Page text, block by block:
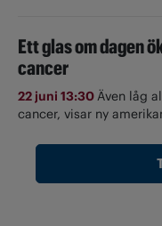
Ett glas om dagen
cancer
22 juni 13:30Även låg
cancer, visar ny